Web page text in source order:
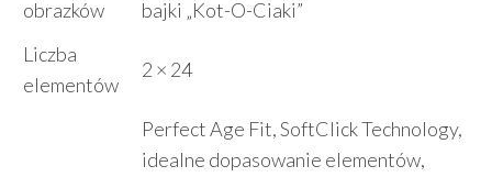
obrazków
bajki „Kot-O-Ciaki”
Liczba
elementów
2 × 24
Perfect Age Fit, SoftClick Technology,
idealne dopasowanie elementów,